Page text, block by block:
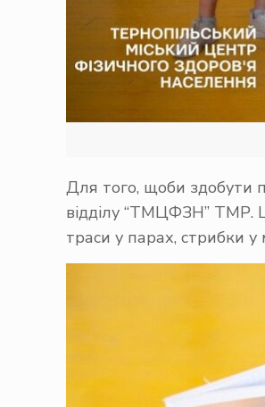
Для того, щоби здобути
відділу “ТМЦФЗН” ТМР.
траси у парах, стрибки у